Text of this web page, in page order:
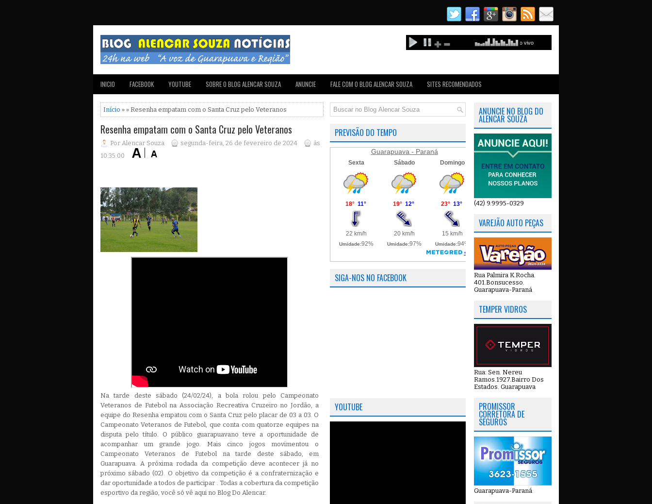
INICIO FACEBOOK YOUTUBE SOBRE O BLOG ALENCAR SOUZA ANUNCIE FALE COM O BLOG ALENCAR SOUZA SITES RECOMENDADOS
Início » » Resenha empatam com o Santa Cruz pelo Veteranos
Resenha empatam com o Santa Cruz pelo Veteranos
Por Alencar Souza segunda-feira, 26 de fevereiro de 2024
às
10:35:00
Na tarde deste sábado (24/02/24), a bola rolou pelo Campeonato
Veteranos de Futebol na Associação Recreativa Cruzeiro no Jordão, a
equipe do Resenha empatou com o Santa Cruz pelo placar de 03 a 03. O
Campeonato Veteranos de Futebol, que conta com quatorze equipes na
disputa pelo título. O público guarapuavano teve a oportunidade de
acompanhar um grande jogo. Mais cinco jogos movimentou o
Campeonato Veteranos de Futebol na tarde deste sábado, em
Guarapuava. A próxima rodada da competição deve acontecer já no
próximo sábado (02). O objetivo da competição é a confraternização e
dar oportunidade a todos de participar . Todas a cobertura da competição
esportivo da região, você só vê aqui no Blog Do Alencar.
PREVISÃO DO TEMPO
Guarapuava - Paraná
SIGA-NOS NO FACEBOOK
YOUTUBE
ANUNCIE NO BLOG DO
ALENCAR SOUZA
(42) 9.9995-0329
VAREJÃO AUTO PEÇAS
Rua Palmira K.Rocha.
401.Bonsucesso.
Guarapuava-Paraná
TEMPER VIDROS
Rua: Sen. Nereu
Ramos.1927.Bairro Dos
Estados. Guarapuava
PROMISSOR
CORRETORA DE
SEGUROS
Guarapuava-Paraná